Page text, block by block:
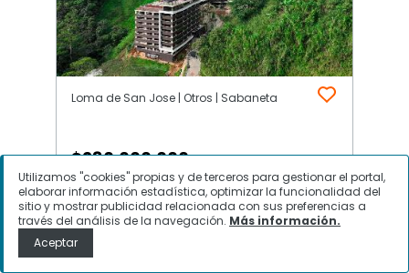
Loma de San Jose | Otros | Sabaneta
$280.000.000
Apartamento en Venta, Loma de
San Jose, Sabaneta
Utilizamos "cookies" propias y de terceros para gestionar el portal,
elaborar información estadística, optimizar la funcionalidad del
sitio y mostrar publicidad relacionada con sus preferencias a
través del análisis de la navegación. Más información.
Aceptar